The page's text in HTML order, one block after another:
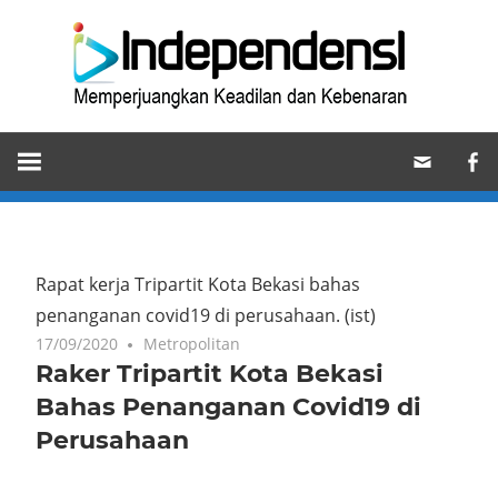
Memperjuangkan
Keadilan
dan
Rapat kerja Tripartit Kota Bekasi bahas
penanganan covid19 di perusahaan. (ist)
17/09/2020 Metropolitan
Raker Tripartit Kota Bekasi
Bahas Penanganan Covid19 di
Perusahaan